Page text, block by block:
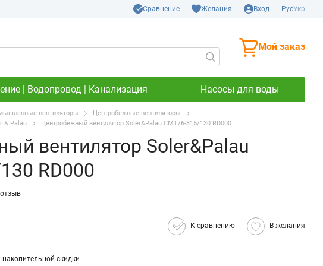
Сравнение Желания Вход РусУкр
Мой заказ
| Водопровод | Канализация Насосы для воды
вентиляторы
Центробежные вентиляторы
& Palau
Центробежный вентилятор Soler&Palau CMT/6-315/130 RD000
вентилятор Soler&Palau
RD000
К сравнению В желания
скидки